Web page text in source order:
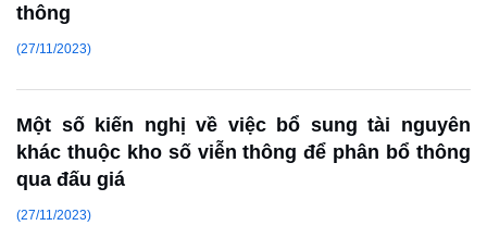
thông
(27/11/2023)
Một số kiến nghị về việc bổ sung tài nguyên
khác thuộc kho số viễn thông để phân bổ thông
qua đấu giá
(27/11/2023)